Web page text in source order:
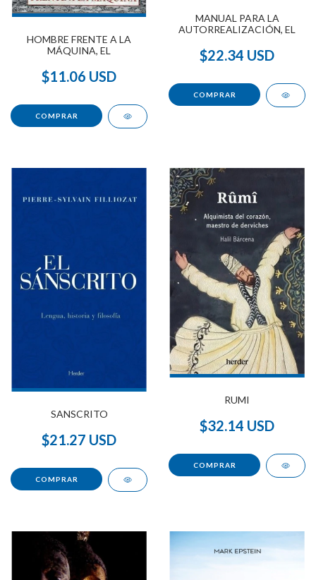
HOMBRE FRENTE A LA
MÁQUINA, EL
$11.06 USD
MANUAL PARA LA
AUTORREALIZACIÓN, EL
$22.34 USD
SANSCRITO
$21.27 USD
RUMI
$32.14 USD